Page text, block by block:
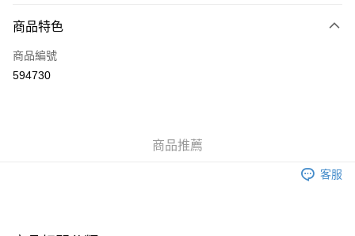
信用卡
AlipayHK
每筆HK$40.00，滿HK$500.00或以上免運費
商品特色
商品編號
594730
商品推薦
客服